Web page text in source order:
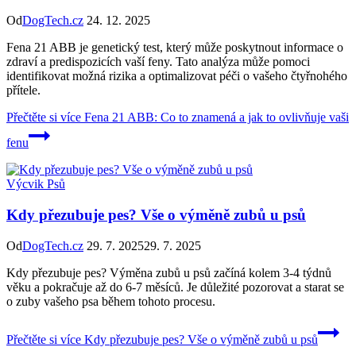
OdDogTech.cz 24. 12. 2025
Fena 21 ABB je genetický test, který může poskytnout informace o
zdraví a predispozicích vaší feny. Tato analýza může pomoci
identifikovat možná rizika a optimalizovat péči o vašeho čtyřnohého
přítele.
Přečtěte si více Fena 21 ABB: Co to znamená a jak to ovlivňuje vaši
fenu
Výcvik Psů
Kdy přezubuje pes? Vše o výměně zubů u psů
OdDogTech.cz 29. 7. 202529. 7. 2025
Kdy přezubuje pes? Výměna zubů u psů začíná kolem 3-4 týdnů
věku a pokračuje až do 6-7 měsíců. Je důležité pozorovat a starat se
o zuby vašeho psa během tohoto procesu.
Přečtěte si více Kdy přezubuje pes? Vše o výměně zubů u psů